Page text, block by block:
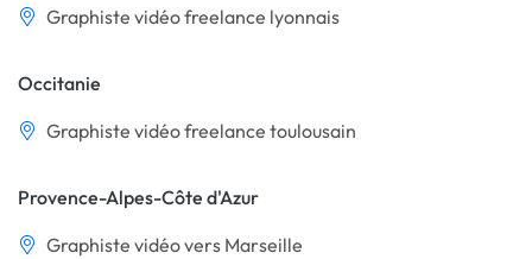
Graphiste vidéo freelance lyonnais
Occitanie
Graphiste vidéo freelance toulousain
Provence-Alpes-Côte d'Azur
Graphiste vidéo vers Marseille